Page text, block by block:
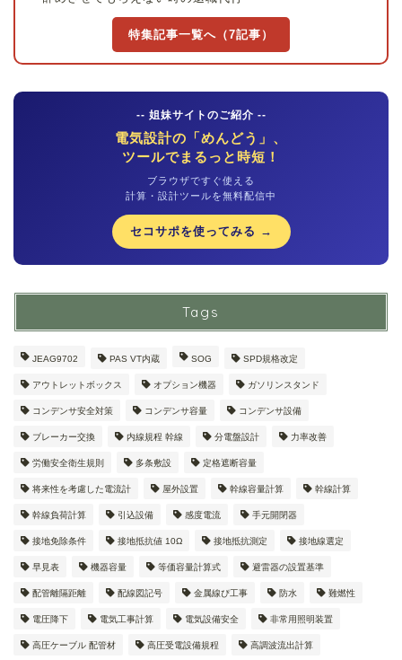
特集記事一覧へ（7記事）
-- 姐妹サイトのご紹介 --
電気設計の「めんどう」、
ツールでまるっと時短！
ブラウザですぐ使える
計算・設計ツールを無料配信中
セコサポを使ってみる →
Tags
JEAG9702 PAS VT内蔵 SOG SPD規格改定
アウトレットボックス オプション機器 ガソリンスタンド
コンデンサ安全対策 コンデンサ容量 コンデンサ設備
ブレーカー交換 内線規程 幹線 分電盤設計 力率改善
労働安全衛生規則 多条敷設 定格遮断容量
将来性を考慮した電流計 屋外設置 幹線容量計算 幹線計算
幹線負荷計算 引込設備 感度電流 手元開閉器
接地免除条件 接地抵抗値 10Ω 接地抵抗測定 接地線選定
早見表 機器容量 等価容量計算式 避雷器の設置基準
配管離隔距離 配線図記号 金属線ぴ工事 防水 難燃性
電圧降下 電気工事計算 電気設備安全 非常用照明装置
高圧ケーブル 配管材 高圧受電設備規程 高調波流出計算